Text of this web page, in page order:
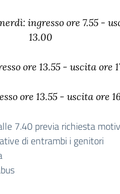
ingresso ore 7.55 -
13.00
ore 13.55 - uscita ore
ore 13.55 - uscita ore
7.40 previa richiesta
di entrambi i genitori